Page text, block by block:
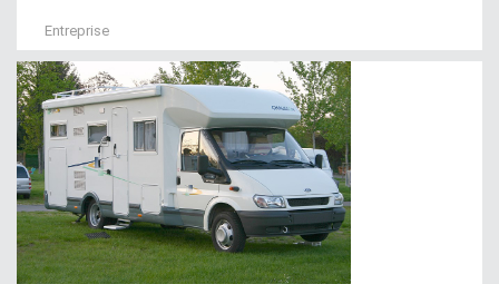
Entreprise